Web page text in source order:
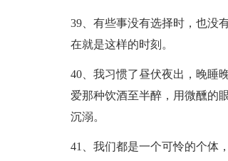
39、有些事没有选择时，也没
在就是这样的时刻。
40、我习惯了昼伏夜出，晚睡
爱那种饮酒至半醉，用微醺的
沉溺。
41、我们都是一个可怜的个体